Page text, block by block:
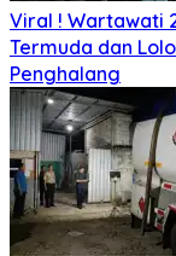
Viral ! Wartawati
Termuda dan
Penghalang